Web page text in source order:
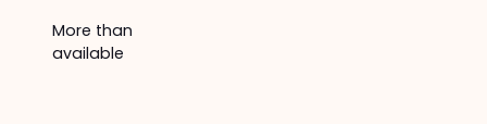
More than
available